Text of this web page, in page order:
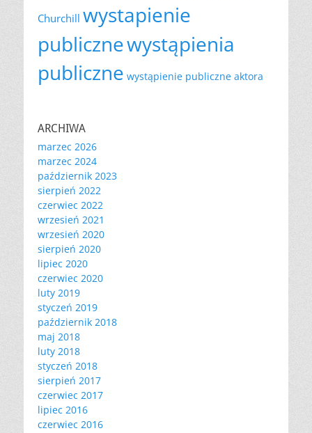
Churchill wystapienie
publicznewystąpienia
publiczne wystąpienie publiczne aktora
ARCHIWA
marzec 2026
marzec 2024
październik 2023
sierpień 2022
czerwiec 2022
wrzesień 2021
wrzesień 2020
sierpień 2020
lipiec 2020
czerwiec 2020
luty 2019
styczeń 2019
październik 2018
maj 2018
luty 2018
styczeń 2018
sierpień 2017
czerwiec 2017
lipiec 2016
czerwiec 2016